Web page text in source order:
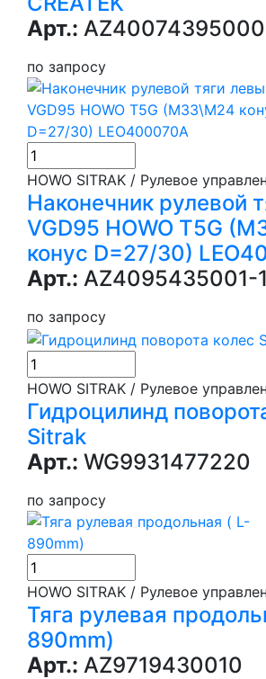
Арт.:
по запросу
HOWO SITRAK / Рулевое
Наконечник рулевой
VGD95 HOWO T5G
конус D=27/30)
Арт.: AZ4095435001-
по запросу
HOWO SITRAK / Рулевое
Гидроцилинд
Sitrak
Арт.: WG9931477220
по запросу
HOWO SITRAK / Рулевое
Тяга рулевая
890mm)
Арт.: AZ9719430010